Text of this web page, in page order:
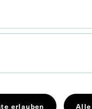
x 12,7 cm
erlauben Alle